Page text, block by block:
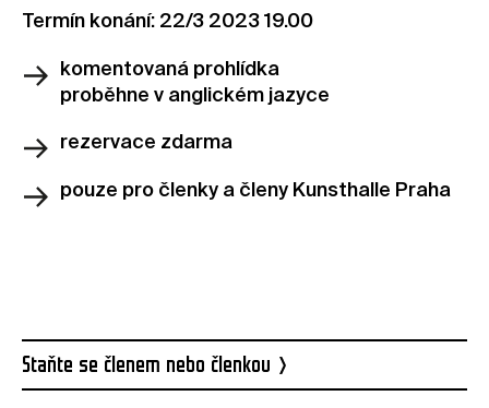
Termín konání: 22/3 2023 19.00
komentovaná prohlídka
proběhne v anglickém jazyce
rezervace zdarma
pouze pro členky a členy Kunsthalle Praha
Staňte se členem nebo členkou